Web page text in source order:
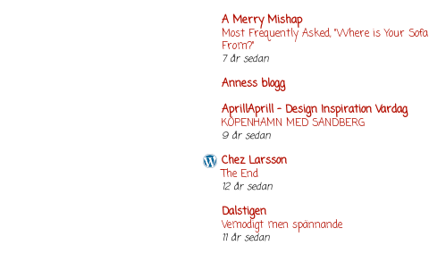
A Merry Mishap
Most Frequently Asked, "Where is Your Sofa
From?"
7 år sedan
Anness blogg
AprillAprill - Design Inspiration Vardag
KÖPENHAMN MED SANDBERG
9 år sedan
Chez Larsson
The End
12 år sedan
Dalstigen
Vemodigt men spännande
11 år sedan